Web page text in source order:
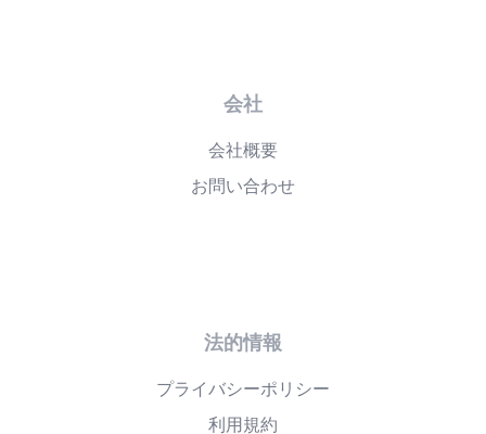
会社
会社概要
お問い合わせ
法的情報
プライバシーポリシー
利用規約